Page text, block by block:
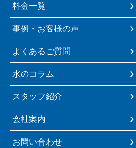
料金一覧
事例・お客様の声
よくあるご質問
水のコラム
スタッフ紹介
会社案内
お問い合わせ